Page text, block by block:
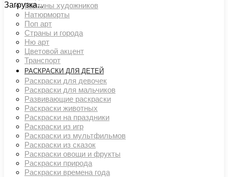
Картины художников
Натюрморты
Поп арт
Страны и города
Ню арт
Цветовой акцент
Транспорт
РАСКРАСКИ ДЛЯ ДЕТЕЙ
Раскраски для девочек
Раскраски для мальчиков
Развивающие раскраски
Раскраски животных
Раскраски на праздники
Раскраски из игр
Раскраски из мультфильмов
Раскраски из сказок
Раскраски овощи и фрукты
Раскраски природа
Раскраски времена года
Загрузка...